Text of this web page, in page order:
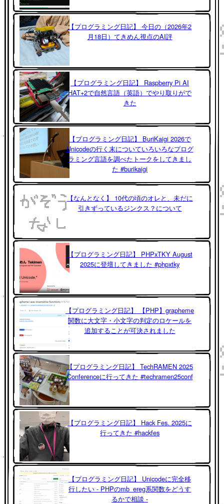
【プログラミング日記】 今日の（2026年2
月18日）てきめん視点のAI評
【プログラミング日記】 Raspberry Pi AI
HAT+2で自然言語（英語）でやり取りがで
きた
【プログラミング日記】 BuriKaigi 2026で
Unicodeの行く末についていろいろなプログ
ラミング言語を調べたトークをしてきまし
た #burikaigi
【なんとなく】 10代の頃のオレと、未だに
引きずっているジンクス？について
【プログラミング日記】 PHPxTKY August
2025に登壇してきました #phpxtky
【プログラミング日記】 【PHP】grapheme
関数に大文字・小文字の判定のロケールを
追加することが可決されました
【プログラミング日記】 TechRAMEN 2025
Conferenceに行ってきた #techramen25conf
【プログラミング日記】 Hack Fes. 2025に
行ってきた #hackfes
【プログラミング日記】 Unicodeに完全移
行したい - PHPのmb_ereg系関数をどうす
るかで相談 -